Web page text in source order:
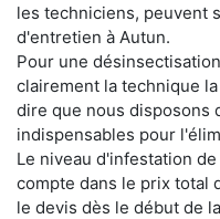
les techniciens, peuvent
d'entretien à Autun.
Pour une
clairement la technique
dire que nous disposons
indispensables pour
Le niveau d'infestation
compte dans le prix total
le devis dès le début de